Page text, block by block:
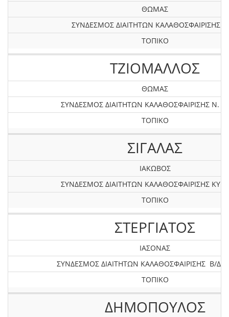
ΘΩΜΑΣ
ΣΥΝΔΕΣΜΟΣ ΔΙΑΙΤΗΤΩΝ ΚΑΛΑΘΟΣΦΑΙΡΙΣΗΣ
ΤΟΠΙΚΟ
ΤΖΙΟΜΑΛΛΟΣ
ΘΩΜΑΣ
ΣΥΝΔΕΣΜΟΣ ΔΙΑΙΤΗΤΩΝ ΚΑΛΑΘΟΣΦΑΙΡΙΣΗΣ Ν.
ΤΟΠΙΚΟ
ΣΙΓΑΛΑΣ
ΙΑΚΩΒΟΣ
ΣΥΝΔΕΣΜΟΣ ΔΙΑΙΤΗΤΩΝ ΚΑΛΑΘΟΣΦΑΙΡΙΣΗΣ
ΤΟΠΙΚΟ
ΣΤΕΡΓΙΑΤΟΣ
ΙΑΣΟΝΑΣ
ΣΥΝΔΕΣΜΟΣ ΔΙΑΙΤΗΤΩΝ ΚΑΛΑΘΟΣΦΑΙΡΙΣΗΣ Β/Δ
ΤΟΠΙΚΟ
ΔΗΜΟΠΟΥΛΟΣ